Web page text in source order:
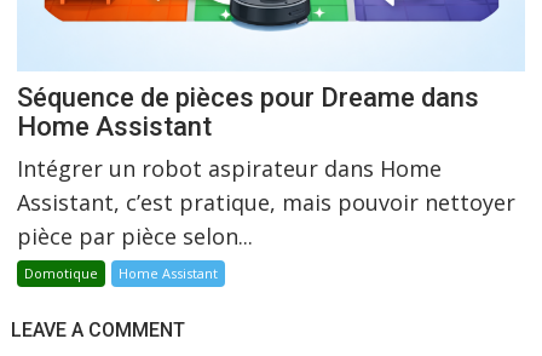
Séquence de pièces pour Dreame dans
Home Assistant
Intégrer un robot aspirateur dans Home
Assistant, c’est pratique, mais pouvoir nettoyer
pièce par pièce selon...
Domotique Home Assistant
LEAVE A COMMENT